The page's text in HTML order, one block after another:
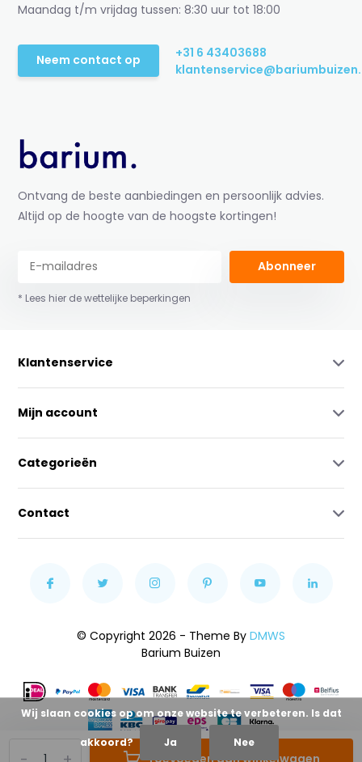
Toevoegen aan winkelwagen
Maandag t/m vrijdag tussen: 8:30 uur tot 18:00
Neem contact op
+31 6 43403688
Ontvang de beste aanbiedingen en persoonlijk advies.
Altijd op de hoogte van de hoogste kortingen!
Abonneer
* Lees hier de wettelijke beperkingen
Klantenservice
Mijn account
Categorieën
Contact
© Copyright 2026 - Theme By DMWS
Barium Buizen
Wij slaan cookies op om onze website te verbeteren. Is dat
akkoord? Ja Nee